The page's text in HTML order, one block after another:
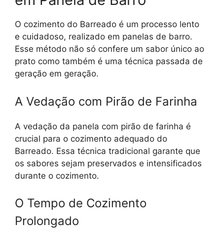
O cozimento do Barreado é um processo lento
e cuidadoso, realizado em panelas de barro.
Esse método não só confere um sabor único ao
prato como também é uma técnica passada de
geração em geração.
A Vedação com Pirão de Farinha
A vedação da panela com pirão de farinha é
crucial para o cozimento adequado do
Barreado. Essa técnica tradicional garante que
os sabores sejam preservados e intensificados
durante o cozimento.
O Tempo de Cozimento
Prolongado